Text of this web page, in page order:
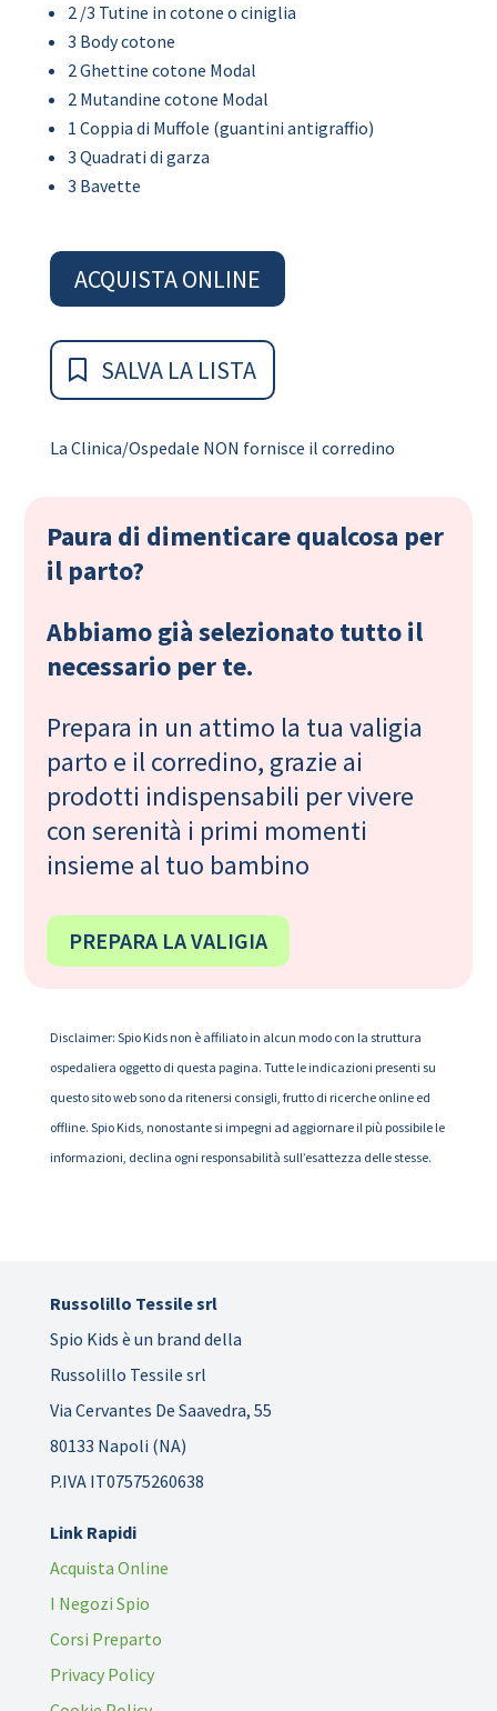
2 /3 Tutine in cotone o ciniglia
3 Body cotone
2 Ghettine cotone Modal
2 Mutandine cotone Modal
1 Coppia di Muffole (guantini antigraffio)
3 Quadrati di garza
3 Bavette
ACQUISTA ONLINE
SALVA LA LISTA
La Clinica/Ospedale NON fornisce il corredino
Paura di dimenticare qualcosa per
il parto?
Abbiamo già selezionato tutto il
necessario per te.
Prepara in un attimo la tua valigia
parto e il corredino, grazie ai
prodotti indispensabili per vivere
con serenità i primi momenti
insieme al tuo bambino
PREPARA LA VALIGIA
Disclaimer: Spio Kids non è affiliato in alcun modo con la struttura
ospedaliera oggetto di questa pagina. Tutte le indicazioni presenti su
questo sito web sono da ritenersi consigli, frutto di ricerche online ed
offline. Spio Kids, nonostante si impegni ad aggiornare il più possibile le
informazioni, declina ogni responsabilità sull’esattezza delle stesse.
Russolillo Tessile srl
Spio Kids è un brand della
Russolillo Tessile srl
Via Cervantes De Saavedra, 55
80133 Napoli (NA)
P.IVA IT07575260638
Link Rapidi
Acquista Online
I Negozi Spio
Corsi Preparto
Privacy Policy